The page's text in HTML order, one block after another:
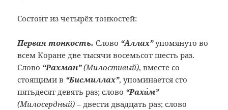
Состоит из четырёх тонкостей:
Первая тонкость. Слово “Аллах”упомянуто во
всем Коране две тысячи восемьсот шесть раз.
Слово “Рахман” (Милостивый), вместе со
стоящими в “Бисмиллах”, упоминается сто
пятьдесят девять раз; слово “Рахи́м”
(Милосердный) – двести двадцать раз; слово